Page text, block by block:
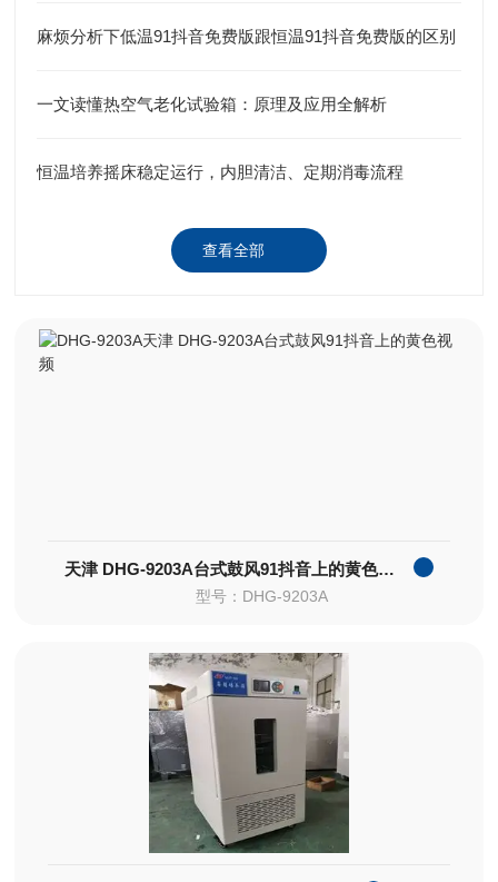
麻烦分析下低温91抖音免费版跟恒温91抖音免费版的区别
一文读懂热空气老化试验箱：原理及应用全解析
恒温培养摇床稳定运行，内胆清洁、定期消毒流程
查看全部
天津 DHG-9203A台式鼓风91抖音上的黄色视频
型号：DHG-9203A